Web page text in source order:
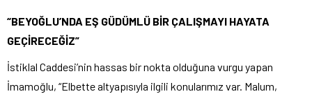
“BEYOĞLU’NDA EŞ GÜDÜMLÜ BİR ÇALIŞMAYI HAYATA
GEÇİRECEĞİZ”
İstiklal Caddesi’nin hassas bir nokta olduğuna vurgu yapan
İmamoğlu, “Elbette altyapısıyla ilgili konularımız var. Malum,